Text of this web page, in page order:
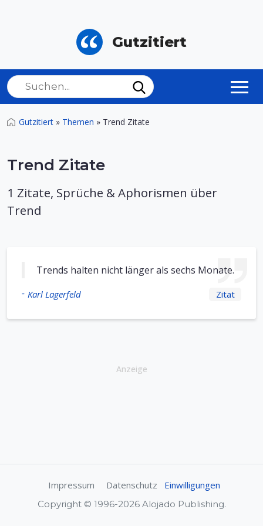
Gutzitiert
Gutzitiert » Themen » Trend Zitate
Trend Zitate
1 Zitate, Sprüche & Aphorismen über
Trend
Trends halten nicht länger als sechs Monate.
- Karl Lagerfeld Zitat
Anzeige
Impressum Datenschutz Einwilligungen
Copyright © 1996-2026 Alojado Publishing.